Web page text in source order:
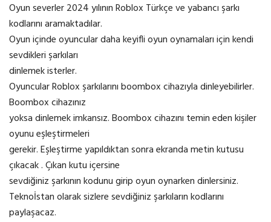
Oyun severler 2024 yılının Roblox Türkçe ve yabancı şarkı
kodlarını aramaktadılar.
Oyun içinde oyuncular daha keyifli oyun oynamaları için kendi
sevdikleri şarkıları
dinlemek isterler.
Oyuncular Roblox şarkılarını boombox cihazıyla dinleyebilirler.
Boombox cihazınız
yoksa dinlemek imkansız. Boombox cihazını temin eden kişiler
oyunu eşleştirmeleri
gerekir. Eşleştirme yapıldıktan sonra ekranda metin kutusu
çıkacak . Çıkan kutu içersine
sevdiğiniz şarkının kodunu girip oyun oynarken dinlersiniz.
Teknoİstan olarak sizlere sevdiğiniz şarkıların kodlarını
paylaşacaz.